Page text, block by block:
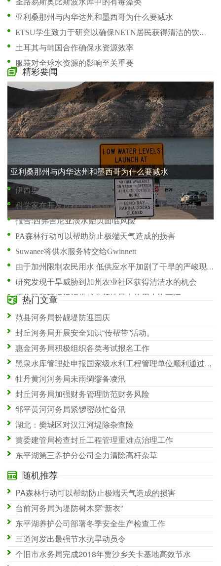
亚利桑那州与内华达州和墨西哥为什么要减水
ETSU学生致力于研究以确保NETN居民获得清洁的饮用水
土耳其与韩国合作确保水资源效率
服装对全球水资源的影响至关重要
干旱对美国西部水资源有什么影响
研究将伊拉克南部水资源危机归咎于管理不善
所需的降雨量将Tofino的用水限制降至第 1 阶段
干涸的井和较低的流量为佛得河的未来敲响了警钟
一些人在怀尔德大坝重新许可中看到了机会
精彩要闻
亚利桑那州与内华达州和墨西哥为什么要减水
伊西奥洛和马萨比特牧民找到减轻干旱影响的方法
科学家在开发过程中寻求帮助自然保护含水层的方法
报告:西弗吉尼亚淡水贻贝面临风险
PA森林行动可以帮助防止极端天气造成的损害
Suwanee将供水服务转交给Gwinnett
由于加州限制农民用水 低供应水平加剧了干旱的严峻现实
研究发现干旱威胁到加州农业社区获得清洁水的机会
原住民和环保组织挑战北领地最大的用水许可证
Dangote的Sephaku水泥制定了水资源管理计划
热门文章
范县河务局扮靓堤防迎国庆
封丘河务局开展安全知识“传帮带”活动。
惠金河务局积极组织各类考试报名工作
黑泉水库管理处申报国家级水利工程管理单位顺利通过省级初验
牡丹黄河河务局未雨绸缪备凌汛
封丘河务局加强财务管理防范财务风险
邹平黄河河务局紧锣密鼓忙备汛
湖北：樊城区对汉江河堤除杂查险
黄委建管局检查封丘工程管理重难点治理工作
东平湖第三养护分公司全力清除高杆杂草
随机推荐
PA森林行动可以帮助防止极端天气造成的损害
台前河务局为堤防树木穿“新衣”
东平湖养护公司部署冬季安全生产检查工作
三道河发出最强节水抗旱动员令
个旧市水务局完成2018年贾沙乡关卡基地高效节水